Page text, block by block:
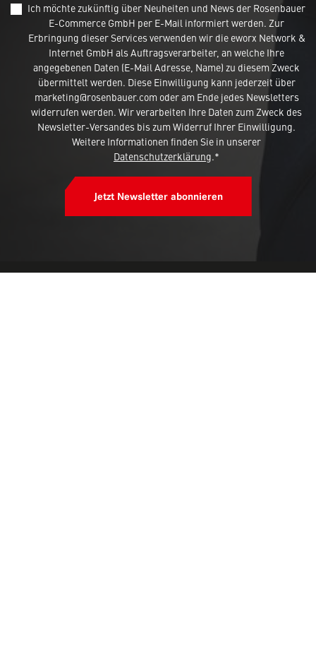
Ich möchte zukünftig über Neuheiten und News der Rosenbauer
E-Commerce GmbH per E-Mail informiert werden. Zur
Erbringung dieser Services verwenden wir die eworx Network &
Internet GmbH als Auftragsverarbeiter, an welche Ihre
angegebenen Daten (E-Mail Adresse, Name) zu diesem Zweck
übermittelt werden. Diese Einwilligung kann jederzeit über
marketing@rosenbauer.com oder am Ende jedes Newsletters
widerrufen werden. Wir verarbeiten Ihre Daten zum Zweck des
Newsletter-Versandes bis zum Widerruf Ihrer Einwilligung.
Weitere Informationen finden Sie in unserer
Datenschutzerklärung.*
Jetzt Newsletter abonnieren